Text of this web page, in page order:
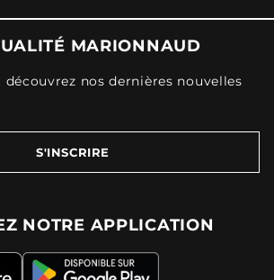
MARIONNAUD
découvrez nos dernières nouvelles
S'INSCRIRE
NOTRE APPLICATION